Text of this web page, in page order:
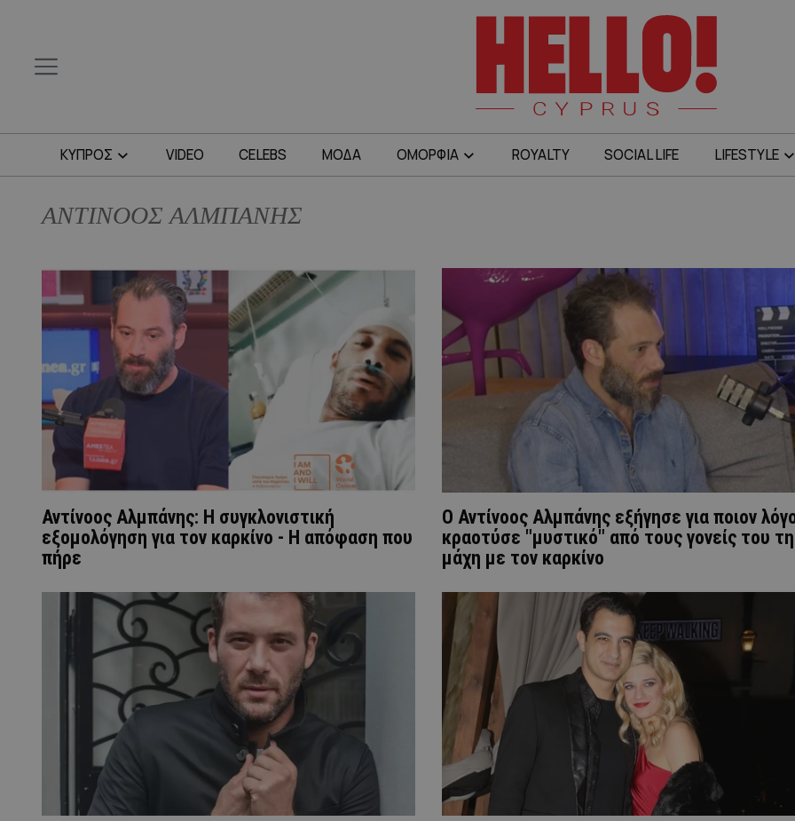
ΚΥΠΡΟΣ VIDEO CELEBS ΜΟΔΑ ΟΜΟΡΦΙΑ ROYALTY SOCIAL LIFE LIFESTYLE
ΑΝΤΙΝΟΟΣ ΑΛΜΠΑΝΗΣ
Αντίνοος Αλμπάνης: Η συγκλονιστική
εξομολόγηση για τον καρκίνο - Η απόφαση που
πήρε
Ο Αντίνοος Αλμπάνης εξήγησε για ποιον
κραοτύσε "μυστικό" από τους γονείς του τη
μάχη με τον καρκίνο